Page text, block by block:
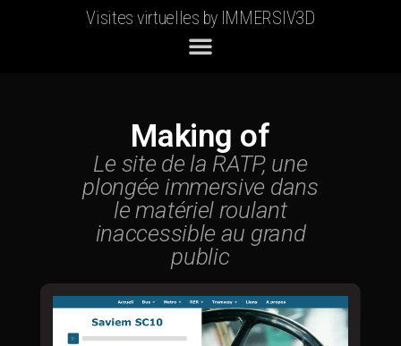
Visites virtuelles by IMMERSIV3D
Making of
Le site de la RATP, une
plongée immersive dans
le matériel roulant
inaccessible au grand
public